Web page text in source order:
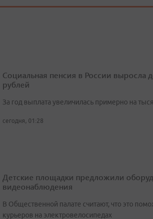
Социальная пенсия в России выросла
рублей
За год выплата увеличилась примерно на
сегодня, 01:28
Детские площадки предложили
видеонаблюдения
В Общественной палате считают, что это
курьеров на электровелосипедах